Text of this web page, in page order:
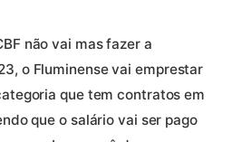
não vai mas fazer a
o Fluminense vai emprestar
que tem contratos em
que o salário vai ser pago